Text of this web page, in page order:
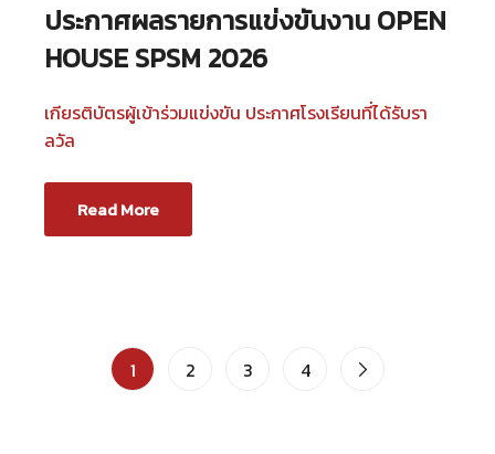
ประกาศผลรายการแข่งขันงาน OPEN
HOUSE SPSM 2026
เกียรติบัตรผู้เข้าร่วมแข่งขัน ประกาศโรงเรียนที่ได้รับรา
ลวัล
Read More
1 2 3 4